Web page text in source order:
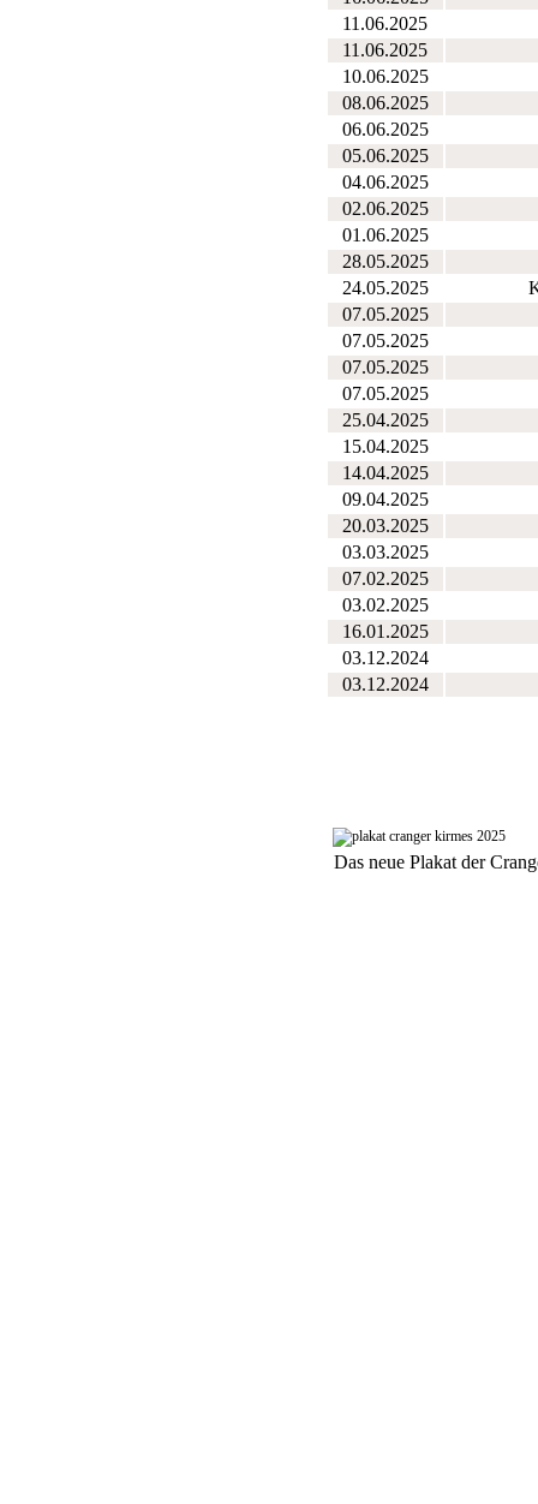
11.06.2025
11.06.2025
10.06.2025
08.06.2025
06.06.2025
05.06.2025
04.06.2025
02.06.2025
01.06.2025
28.05.2025
24.05.2025
07.05.2025
07.05.2025
07.05.2025
07.05.2025
25.04.2025
15.04.2025
14.04.2025
09.04.2025
20.03.2025
03.03.2025
07.02.2025
03.02.2025
16.01.2025
03.12.2024
03.12.2024
Das neue Plakat der